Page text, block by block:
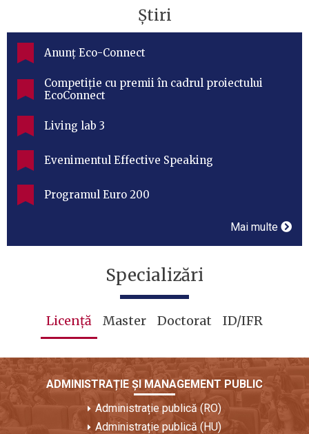
Știri
Anunț Eco-Connect
Competiție cu premii în cadrul proiectului
EcoConnect
Living lab 3
Evenimentul Effective Speaking
Programul Euro 200
Mai multe
Specializări
Licență Master Doctorat ID/IFR
ADMINISTRAȚIE ȘI MANAGEMENT PUBLIC
Administrație publică (RO)
Administrație publică (HU)